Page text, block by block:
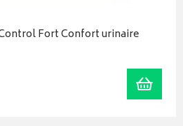
Fort Confort urinaire